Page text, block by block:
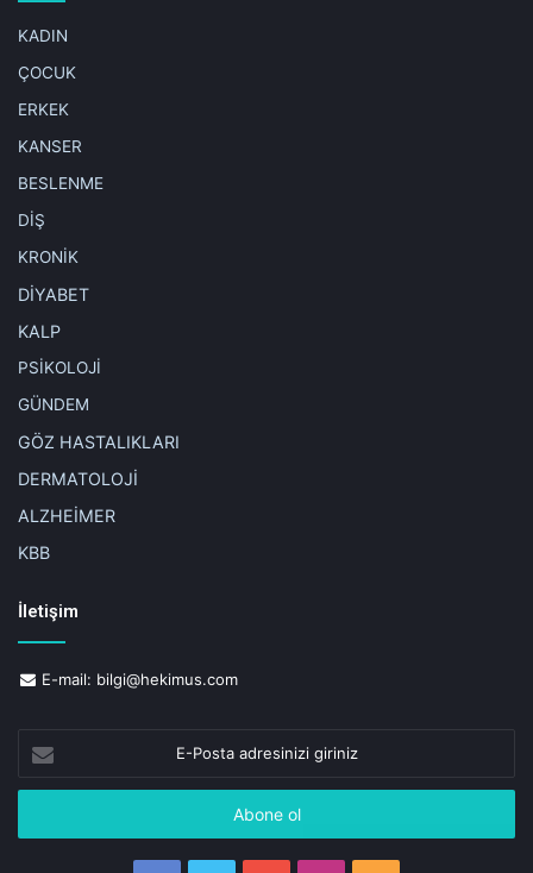
KADIN
ÇOCUK
ERKEK
KANSER
BESLENME
DİŞ
KRONİK
DİYABET
KALP
PSİKOLOJİ
GÜNDEM
GÖZ HASTALIKLARI
DERMATOLOJİ
ALZHEİMER
KBB
İletişim
E-mail: bilgi@hekimus.com
Posta
adresinizi